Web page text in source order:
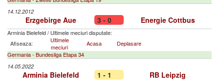
14.12.2012
Erzgebirge Aue 3 - 0 Energie Cottbus
Arminia Bielefeld/ Ultimele meciuri disputate:
Afiseaza:
Ultimele
meciuri
Acasa
Deplasare
Germania - Bundesliga Etapa 34
14.05.2022
Arminia Bielefeld 1 - 1 RB Leipzig